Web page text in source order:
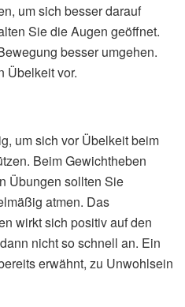
um sich besser darauf
Sie die Augen geöffnet.
besser umgehen.
Übelkeit vor.
um sich vor Übelkeit beim
Beim Gewichtheben
Übungen sollten Sie
atmen. Das
wirkt sich positiv auf den
nicht so schnell an. Ein
erwähnt, zu Unwohlsein